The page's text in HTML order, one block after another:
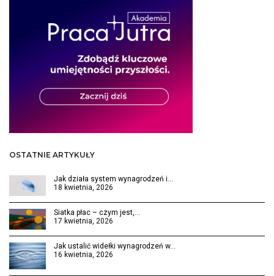
OSTATNIE ARTYKUŁY
Jak działa system wynagrodzeń i…
18 kwietnia, 2026
Siatka płac – czym jest,…
17 kwietnia, 2026
Jak ustalić widełki wynagrodzeń w…
16 kwietnia, 2026